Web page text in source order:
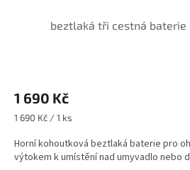
beztlaká tři cestná baterie
1 690 Kč
Měrná
1 690 Kč / 1 ks
Horní kohoutková beztlaká baterie pro
výtokem k umístění nad umyvadlo nebo